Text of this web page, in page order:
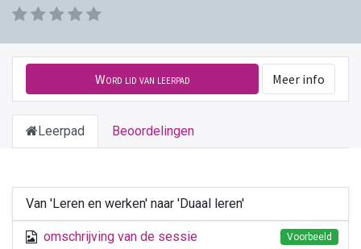
Word lid van leerpad Meer info
Leerpad Beoordelingen
Van 'Leren en werken' naar 'Duaal leren'
omschrijving van de sessie Voorbeeld